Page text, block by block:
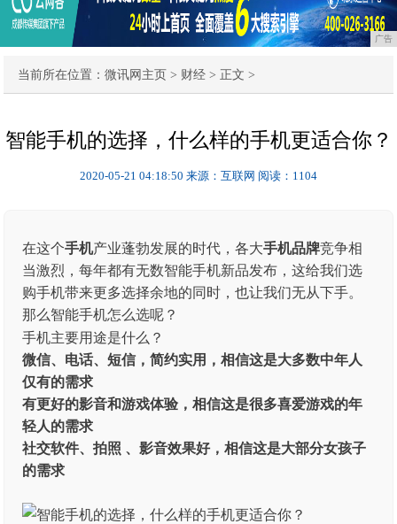
广告
当前所在位置：微讯网主页 > 财经 > 正文 >
智能手机的选择，什么样的手机更适合你？
2020-05-21 04:18:50 来源：互联网 阅读：1104
在这个手机产业蓬勃发展的时代，各大手机品牌竞争相
当激烈，每年都有无数智能手机新品发布，这给我们选
购手机带来更多选择余地的同时，也让我们无从下手。
那么智能手机怎么选呢？
手机主要用途是什么？
微信、电话、短信，简约实用，相信这是大多数中年人
仅有的需求
有更好的影音和游戏体验，相信这是很多喜爱游戏的年
轻人的需求
社交软件、拍照 、影音效果好，相信这是大部分女孩子
的需求